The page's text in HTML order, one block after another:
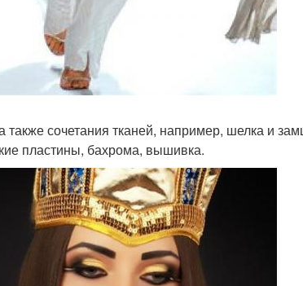
сочетания тканей, например, шелка и
пластины, бахрома, вышивка.